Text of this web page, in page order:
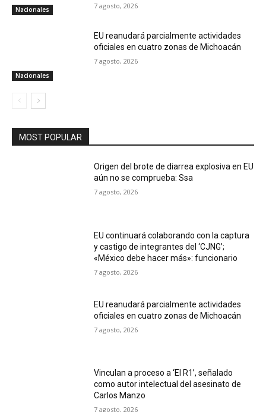
Nacionales 7 agosto, 2026
Nacionales
EU reanudará parcialmente actividades
oficiales en cuatro zonas de Michoacán
7 agosto, 2026
MOST POPULAR
Origen del brote de diarrea explosiva en EU
aún no se comprueba: Ssa
7 agosto, 2026
EU continuará colaborando con la captura
y castigo de integrantes del ‘CJNG’;
«México debe hacer más»: funcionario
7 agosto, 2026
EU reanudará parcialmente actividades
oficiales en cuatro zonas de Michoacán
7 agosto, 2026
Vinculan a proceso a ‘El R1’, señalado
como autor intelectual del asesinato de
Carlos Manzo
7 agosto, 2026